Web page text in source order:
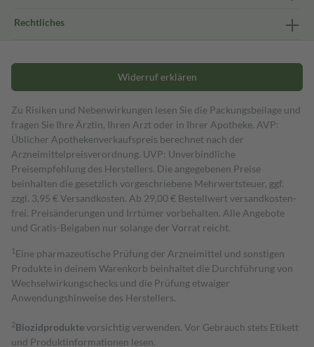
Rechtliches
Widerruf erklären
Zu Risiken und Nebenwirkungen lesen Sie die Packungsbeilage und
fragen Sie Ihre Ärztin, Ihren Arzt oder in Ihrer Apotheke. AVP:
Üblicher Apothekenverkaufspreis berechnet nach der
Arzneimittelpreisverordnung. UVP: Unverbindliche
Preisempfehlung des Herstellers. Die angegebenen Preise
beinhalten die gesetzlich vorgeschriebene Mehrwertsteuer, ggf.
zzgl. 3,95 € Versandkosten. Ab 29,00 € Bestell­wert versand­kosten­
frei. Preisänderungen und Irrtümer vorbehalten. Alle Angebote
und Gratis-Beigaben nur solange der Vorrat reicht.
1 Eine pharmazeutische Prüfung der Arzneimittel und sonstigen
Produkte in deinem Warenkorb beinhaltet die Durchführung von
Wechselwirkungschecks und die Prüfung etwaiger
Anwendungshinweise des Herstellers.
2Biozidproduktevorsichtig verwenden. Vor Gebrauch stets Etikett
und Produktinformationen lesen.